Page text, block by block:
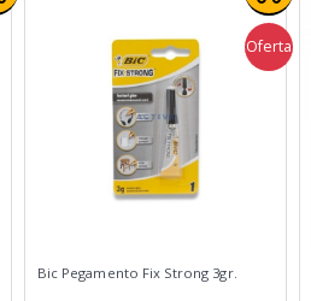
Oferta
Bic Pegamento Fix Strong 3gr.